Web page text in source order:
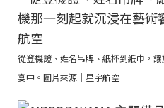
從登機證、姓名吊牌、紙杯到紙巾，
宴中。圖片來源｜星宇航空